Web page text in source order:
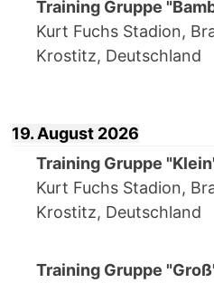
Training Gruppe
Kurt Fuchs Stadion,
Krostitz, Deutschland
19. August 2026
Training Gruppe
Kurt Fuchs Stadion,
Krostitz, Deutschland
Training Gruppe